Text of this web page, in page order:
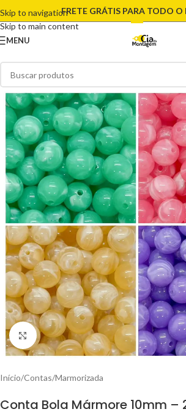
Skip to navigation
Skip to main content
FRETE GRÁTIS PARA TODO O
MENU
Clique para ampliar
Início/Contas/Marmorizada
Conta Bola Mármore 10mm –